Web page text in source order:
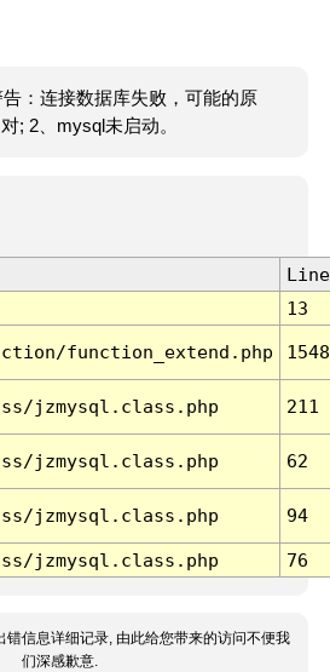
：连接数据库失败，可能的原
; 2、mysql未启动。
Line
13
function_extend.php 1548
jzmysql.class.php 211
jzmysql.class.php 62
jzmysql.class.php 94
jzmysql.class.php 76
错信息详细记录, 由此给您带来的访问不便我
们深感歉意.